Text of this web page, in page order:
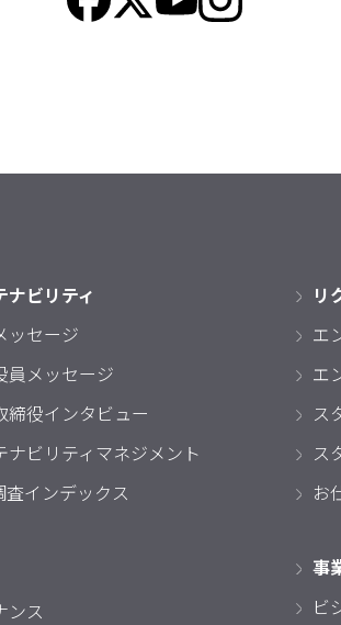
ナビリティ
ッセージ
員メッセージ
締役インタビュー
ナビリティマネジメント
査インデックス
ンス
リ
エ
エ
ス
ス
お
事
ビ